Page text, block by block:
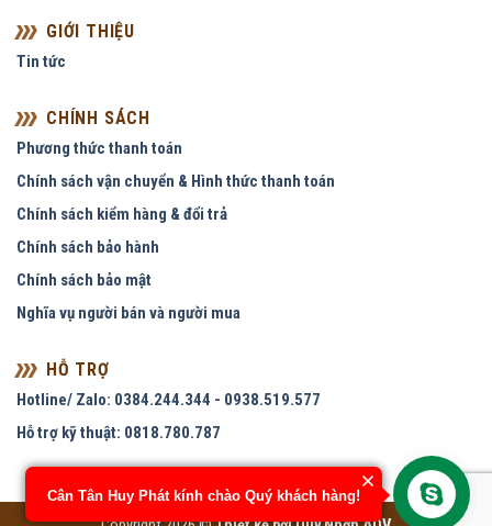
Cân Tân Huy Phát kính chào Quý khách hàng!
GIỚI THIỆU
Tin tức
CHÍNH SÁCH
Phương thức thanh toán
Chính sách vận chuyển & Hình thức thanh toán
Chính sách kiểm hàng & đổi trả
Chính sách bảo hành
Chính sách bảo mật
Nghĩa vụ người bán và người mua
HỖ TRỢ
Hotline/ Zalo: 0384.244.344 - 0938.519.577
Hỗ trợ kỹ thuật: 0818.780.787